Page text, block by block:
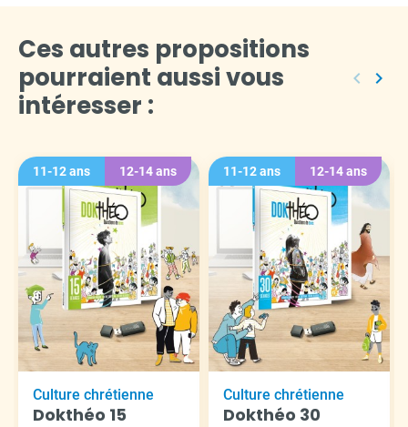
Ces autres propositions
pourraient aussi vous
intéresser :
keyboard_arrow_left keyboard_arrow_right
11-12 ans 12-14 ans
Culture chrétienne
Dokthéo 15
11-12 ans 12-14 ans
Culture chrétienne
Dokthéo 30